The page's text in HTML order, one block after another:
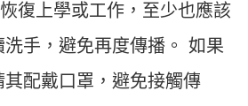
復上學或工作，至少也應該
手，避免再度傳播。 如果
配戴口罩，避免接觸傳